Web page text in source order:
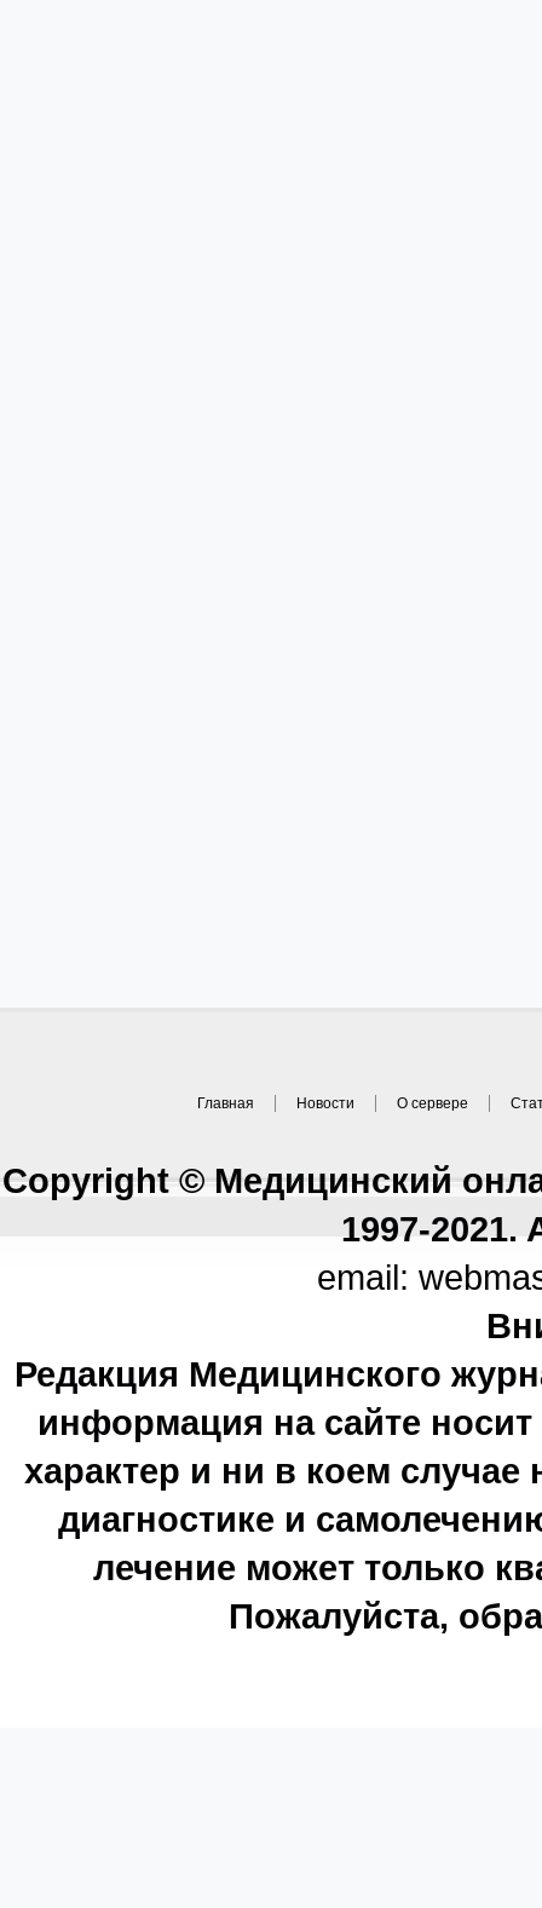
Главная Новости О сервере
Copyright © Медицинский
1997-2021.
email:
Редакция Медицинского
информация на сайте
характер и ни в коем
диагностике и
лечение может только
Пожалуйста,